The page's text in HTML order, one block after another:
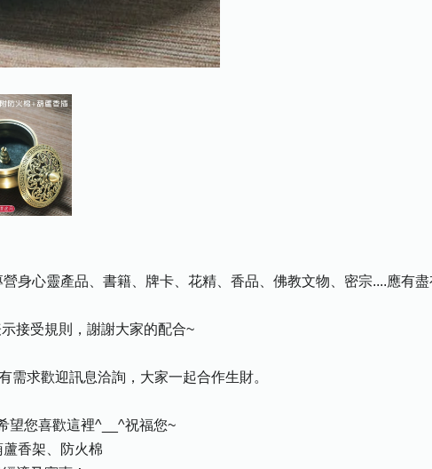
身心靈產品、書籍、牌卡、花精、香品、佛教文物、密宗....應有盡
接受規則，謝謝大家的配合~
需求歡迎訊息洽詢，大家一起合作生財。
望您喜歡這裡^__^祝福您~
香架、防火棉